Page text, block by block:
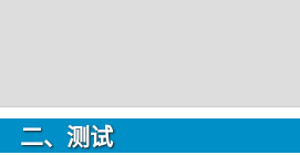
二、测试